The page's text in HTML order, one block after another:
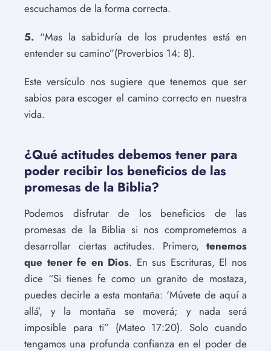
escuchamos de la forma correcta.
5. “Mas la sabiduría de los prudentes está en
entender su camino”(Proverbios 14: 8).
Este versículo nos sugiere que tenemos que ser
sabios para escoger el camino correcto en nuestra
vida.
¿Qué actitudes debemos tener para
poder recibir los beneficios de las
promesas de la Biblia?
Podemos disfrutar de los beneficios de las
promesas de la Biblia si nos comprometemos a
desarrollar ciertas actitudes. Primero, tenemos
que tener fe en Dios. En sus Escrituras, El nos
dice “Si tienes fe como un granito de mostaza,
puedes decirle a esta montaña: ‘Múvete de aquí a
allá’, y la montaña se moverá; y nada será
imposible para ti” (Mateo 17:20). Solo cuando
tengamos una profunda confianza en el poder de